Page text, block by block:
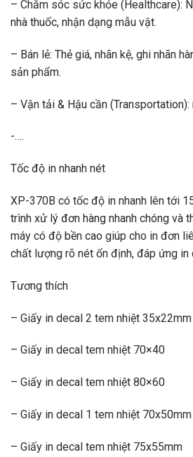
– Chăm sóc sức khỏe (Healthcare):
nhà thuốc, nhận dạng mẫu vật.
– Bán lẻ: Thẻ giá, nhãn kệ, ghi nhãn
sản phẩm.
– Vận tải & Hậu cần (Transportation):
-….
Tốc độ in nhanh nét
XP-370B có tốc độ in nhanh lên tới
trình xử lý đơn hàng nhanh chóng và
máy có độ bền cao giúp cho in đơn
chất lượng rõ nét ổn định, đáp ứng in
Tương thích
– Giấy in decal 2 tem nhiệt 35x22mm
– Giấy in decal tem nhiệt 70×40
– Giấy in decal tem nhiệt 80×60
– Giấy in decal 1 tem nhiệt 70x50mm
– Giấy in decal tem nhiệt 75x55mm